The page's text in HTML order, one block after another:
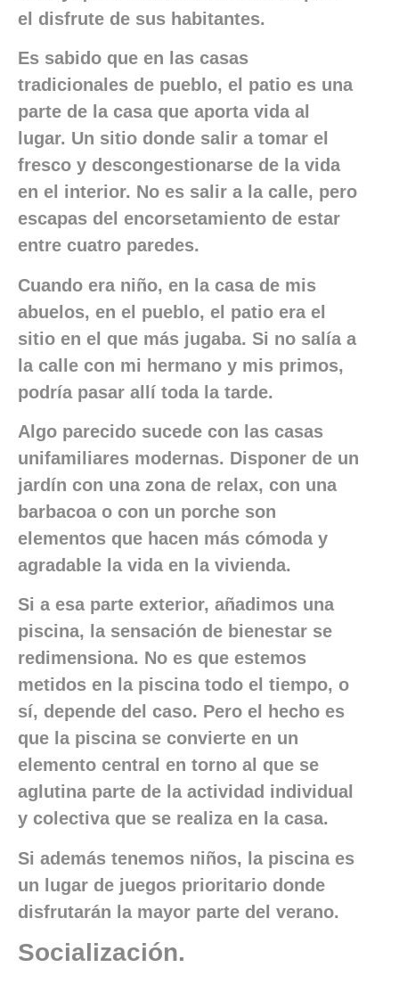
el disfrute de sus habitantes.
Es sabido que en las casas
tradicionales de pueblo, el patio es una
parte de la casa que aporta vida al
lugar. Un sitio donde salir a tomar el
fresco y descongestionarse de la vida
en el interior. No es salir a la calle, pero
escapas del encorsetamiento de estar
entre cuatro paredes.
Cuando era niño, en la casa de mis
abuelos, en el pueblo, el patio era el
sitio en el que más jugaba. Si no salía a
la calle con mi hermano y mis primos,
podría pasar allí toda la tarde.
Algo parecido sucede con las casas
unifamiliares modernas. Disponer de un
jardín con una zona de relax, con una
barbacoa o con un porche son
elementos que hacen más cómoda y
agradable la vida en la vivienda.
Si a esa parte exterior, añadimos una
piscina, la sensación de bienestar se
redimensiona. No es que estemos
metidos en la piscina todo el tiempo, o
sí, depende del caso. Pero el hecho es
que la piscina se convierte en un
elemento central en torno al que se
aglutina parte de la actividad individual
y colectiva que se realiza en la casa.
Si además tenemos niños, la piscina es
un lugar de juegos prioritario donde
disfrutarán la mayor parte del verano.
Socialización.